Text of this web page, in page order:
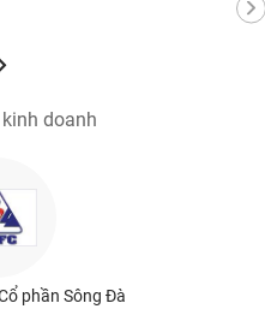
doanh
phần Sông Đà